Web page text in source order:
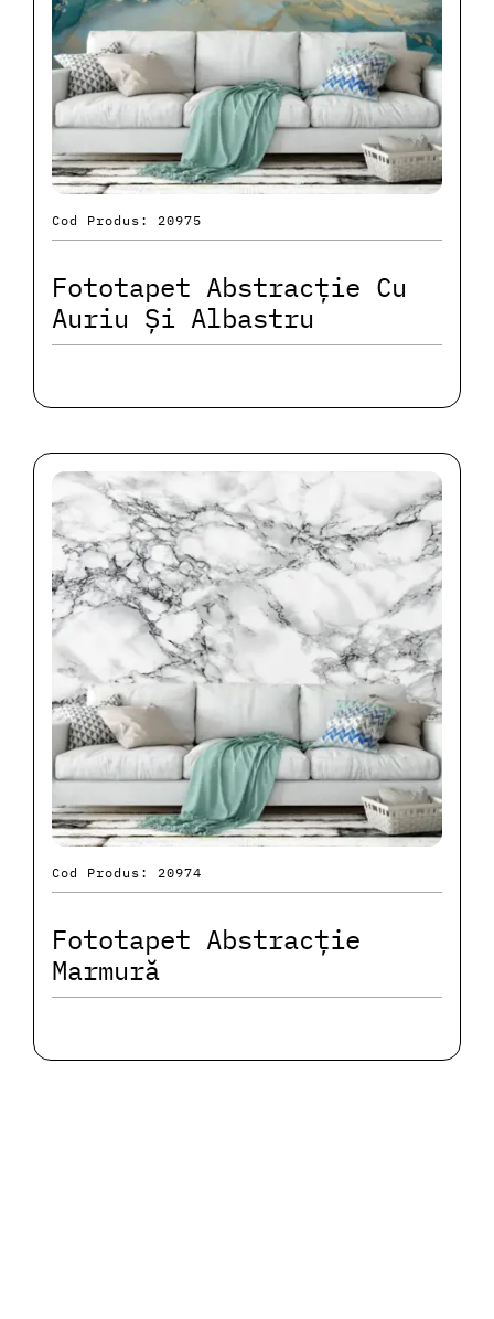
Cod Produs: 20975
Fototapet Abstracție Cu
Auriu Și Albastru
Cod Produs: 20974
Fototapet Abstracție
Marmură